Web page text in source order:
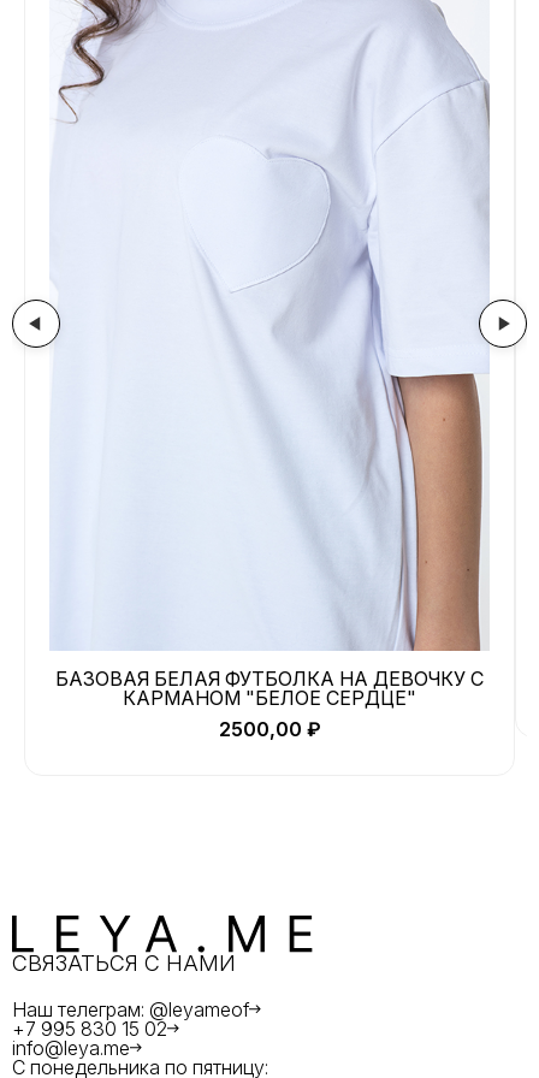
БАЗОВАЯ БЕЛАЯ ФУТБОЛКА НА ДЕВОЧКУ С
КАРМАНОМ "БЕЛОЕ СЕРДЦЕ"
2500,00 ₽
СВЯЗАТЬСЯ С НАМИ
Наш телеграм: @leyameof
+7 995 830 15 02
info@leya.me
С понедельника по пятницу: